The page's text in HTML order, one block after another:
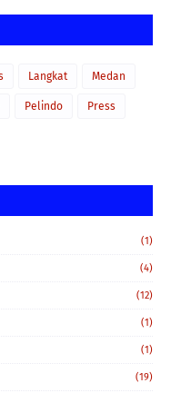
Langkat Medan
Pelindo Press
(1)
(4)
(12)
(1)
(1)
(19)